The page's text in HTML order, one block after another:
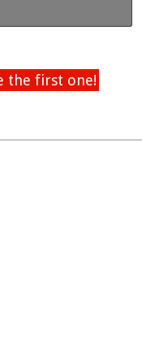
the first one!